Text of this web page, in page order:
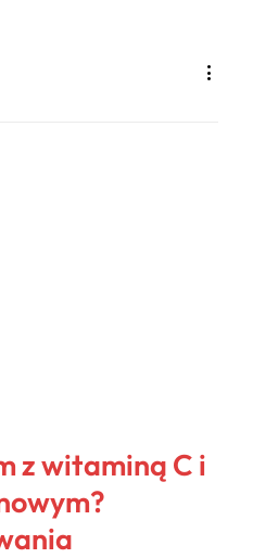
z witaminą C i